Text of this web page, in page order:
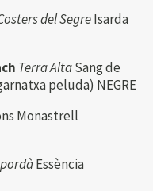
del SegreIsarda
Terra AltaSang de
peluda) NEGRE
Monastrell
Essència